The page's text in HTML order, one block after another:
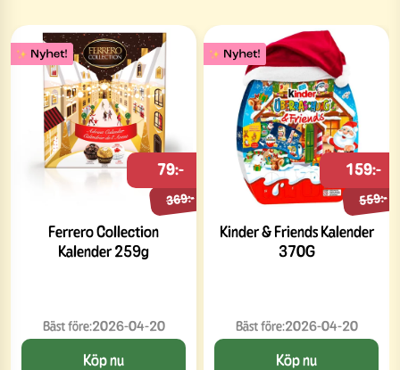
Ferrero Collection
Kalender 259g
369:-
79:-
Bäst före:2026-04-20
Köp nu
Kinder & Friends Kalender
370G
559:-
159:-
Bäst före:2026-04-20
Köp nu